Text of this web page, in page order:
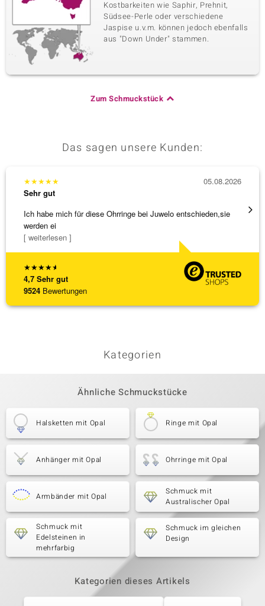
Kostbarkeiten wie Saphir, Prehnit,
Südsee-Perle oder verschiedene
Jaspise u.v.m. können jedoch ebenfalls
aus "Down Under" stammen.
Zum Schmuckstück
Das sagen unsere Kunden:
★★★★★
4,7 Sehr gut
9524 Bewertungen
★★★★★
Sehr gut
Ich habe mich für diese Ohrringe bei Juwelo entschieden,sie
werden ei
[ weiterlesen ]
05.08.2026
Kategorien
Ähnliche Schmuckstücke
Halsketten mit Opal Ringe mit Opal
Anhänger mit Opal Ohrringe mit Opal
Armbänder mit Opal
Schmuck mit
Australischer Opal
Schmuck mit
Edelsteinen in
mehrfarbig
Schmuck im gleichen
Design
Kategorien dieses Artikels